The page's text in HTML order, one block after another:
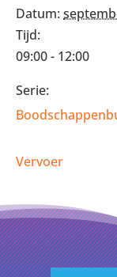
Datum:
Tijd:
09:00 - 12:00
Serie:
Vervoer